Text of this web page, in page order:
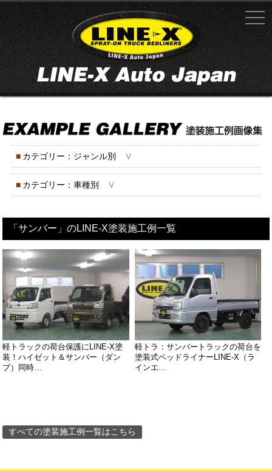
■ カテゴリー：ジャンル別 ∨
■ カテゴリー：車種別 ∨
「サンバー」のLINE-X塗装施工例一覧
軽トラックの荷台保護にLINE-X塗
装！ハイゼット＆サンバー（ダン
プ）同時…
軽トラ：サンバートラックの荷台を
塗装式ベッドライナーLINE-X（ラ
インエ…
すべての塗装施工例一覧はこちら